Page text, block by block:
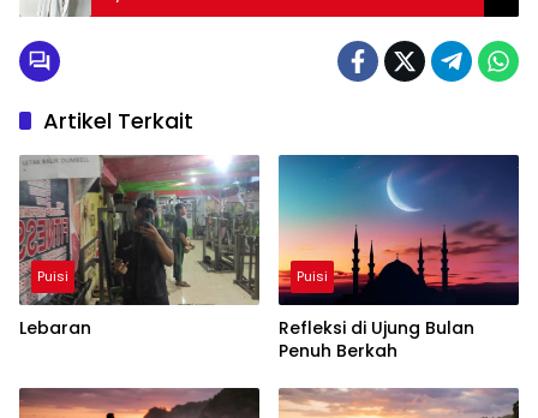
Artikel Terkait
Puisi
Lebaran
Puisi
Refleksi di Ujung Bulan
Penuh Berkah